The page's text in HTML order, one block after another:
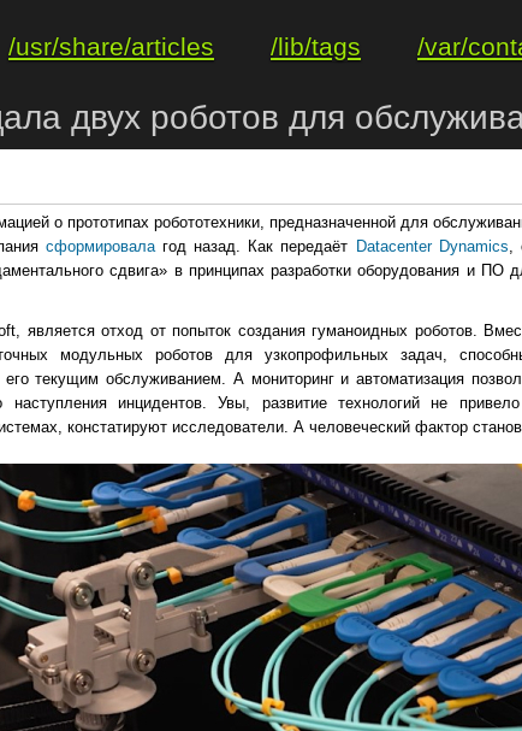
/usr/share/articles /lib/tags /var/
двух роботов для
о прототипах робототехники, предназначенной для
сформировалагод назад. Как передаёт Datacenter Dynamics,
сдвига» в принципах разработки оборудования и ПО
является отход от попыток создания гуманоидных роботов.
модульных роботов для узкопрофильных задач,
текущим обслуживанием. А мониторинг и автоматизация
инцидентов. Увы, развитие технологий не
констатируют исследователи. А человеческий фактор